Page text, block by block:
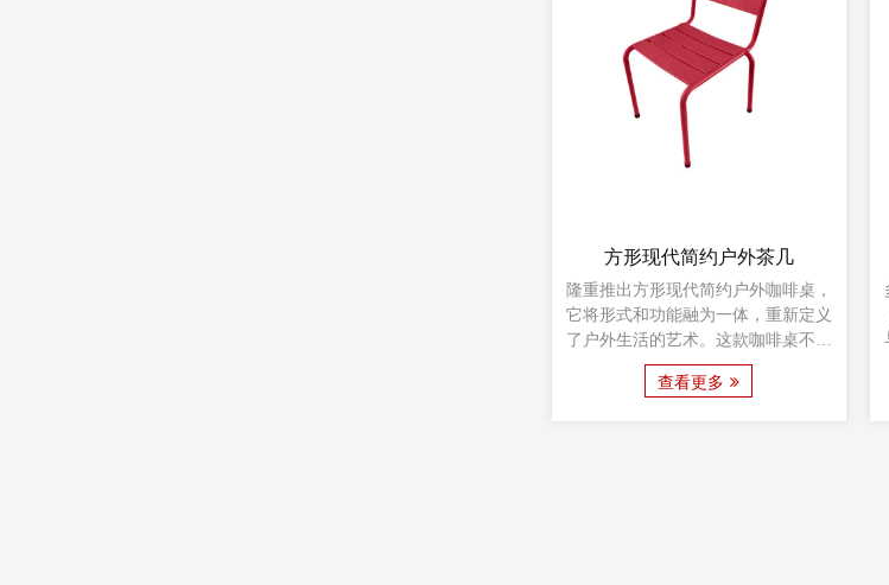
长椅防尘公园办公室睡凳
推出长椅防尘睡凳：舒适性与功能性
的融合 在不断发展的家具设计领域
中，长椅防污睡凳成为公共空间和私
人场所的微妙而精致的补充。这款独
特的作品将耐用性、实用性和美观结
查看更多